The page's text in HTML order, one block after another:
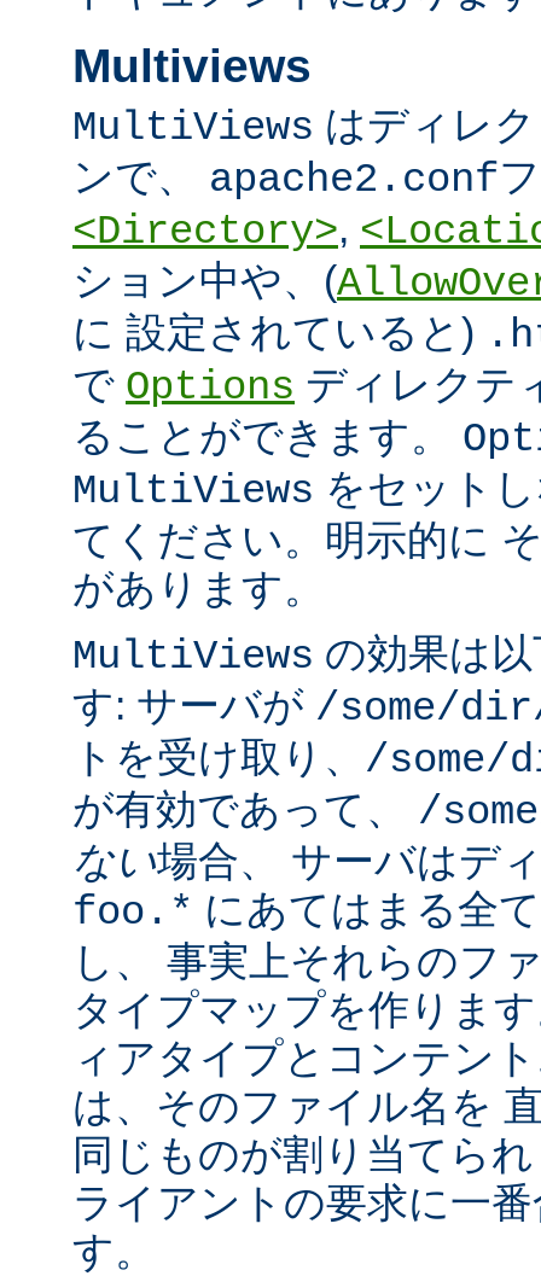
Multiviews
MultiViews はディレ
ンで、 apache2.conf
<Directory>,
ション中や、(
に 設定されていると)
で Options ディレクテ
ることができます。
MultiViews をセット
てください。明示的に
があります。
MultiViews の効果は
す: サーバが /some/
トを受け取り、 /some/
が有効であって、 /
ない場合、 サーバはデ
foo.* にあてはまる全
し、 事実上それらのフ
タイプマップを作りま
ィアタイプとコンテン
は、そのファイル名を
同じものが割り当てら
ライアントの要求に一
す。